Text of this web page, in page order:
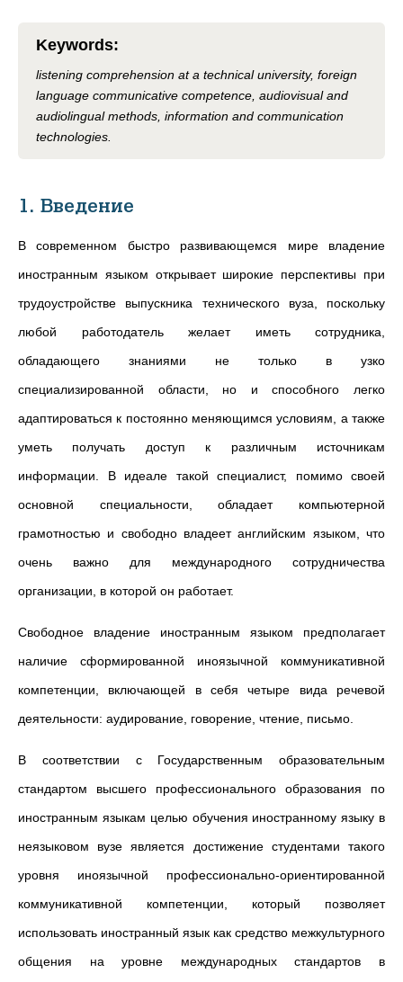
Keywords:
listening comprehension at a technical university, foreign
language communicative competence, audiovisual and
audiolingual methods, information and communication
technologies.
1. Введение
В современном быстро развивающемся мире владение
иностранным языком открывает широкие перспективы при
трудоустройстве выпускника технического вуза, поскольку
любой работодатель желает иметь сотрудника,
обладающего знаниями не только в узко
специализированной области, но и способного легко
адаптироваться к постоянно меняющимся условиям, а также
уметь получать доступ к различным источникам
информации. В идеале такой специалист, помимо своей
основной специальности, обладает компьютерной
грамотностью и свободно владеет английским языком, что
очень важно для международного сотрудничества
организации, в которой он работает.
Свободное владение иностранным языком предполагает
наличие сформированной иноязычной коммуникативной
компетенции, включающей в себя четыре вида речевой
деятельности: аудирование, говорение, чтение, письмо.
В соответствии с Государственным образовательным
стандартом высшего профессионального образования по
иностранным языкам целью обучения иностранному языку в
неязыковом вузе является достижение студентами такого
уровня иноязычной профессионально-ориентированной
коммуникативной компетенции, который позволяет
использовать иностранный язык как средство межкультурного
общения на уровне международных стандартов в